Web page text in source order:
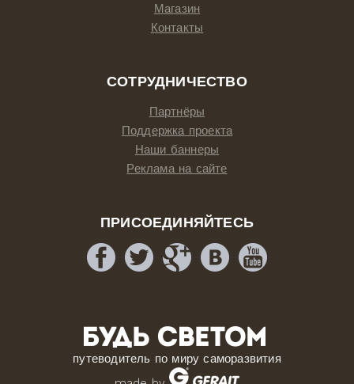
Магазин
Контакты
СОТРУДНИЧЕСТВО
Партнёры
Поддержка проекта
Наши баннеры
Реклама на сайте
ПРИСОЕДИНЯЙТЕСЬ
путеводитель по миру саморазвития